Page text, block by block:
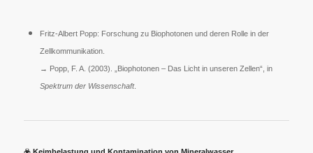
Fritz-Albert Popp: Forschung zu Biophotonen und deren Rolle in der
Zellkommunikation.
→ Popp, F. A. (2003). „Biophotonen – Das Licht in unseren Zellen“, in
Spektrum der Wissenschaft.